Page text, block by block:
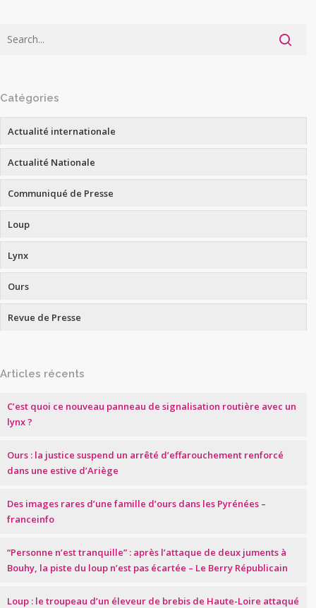
Catégories
Actualité internationale
Actualité Nationale
Communiqué de Presse
Loup
Lynx
Ours
Revue de Presse
Articles récents
C’est quoi ce nouveau panneau de signalisation routière avec un
lynx ?
Ours : la justice suspend un arrêté d’effarouchement renforcé
dans une estive d’Ariège
Des images rares d’une famille d’ours dans les Pyrénées –
franceinfo
“Personne n’est tranquille” : après l’attaque de deux juments à
Bouhy, la piste du loup n’est pas écartée – Le Berry Républicain
Loup : le troupeau d’un éleveur de brebis de Haute-Loire attaqué